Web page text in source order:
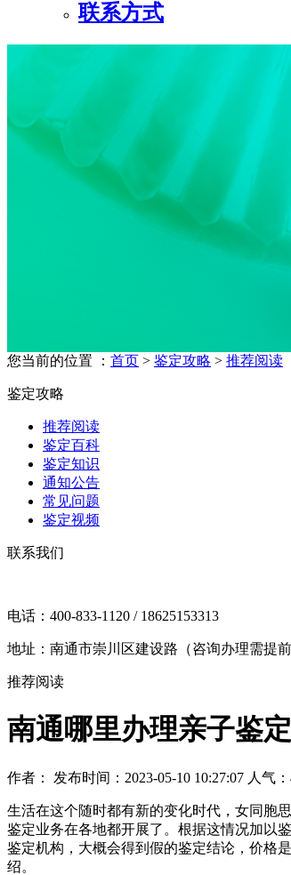
联系方式
您当前的位置 ： 首页 > 鉴定攻略 > 推荐阅读
鉴定攻略
推荐阅读
鉴定百科
鉴定知识
通知公告
常见问题
鉴定视频
联系我们
电话：400-833-1120 / 18625153313
地址：南通市崇川区建设路（咨询办理需提前
推荐阅读
南通哪里办理亲子鉴
作者： 发布时间：2023-05-10 10:27:07 人气：
生活在这个随时都有新的变化时代，女同胞
鉴定业务在各地都开展了。根据这情况加以
鉴定机构，大概会得到假的鉴定结论，价格
绍。